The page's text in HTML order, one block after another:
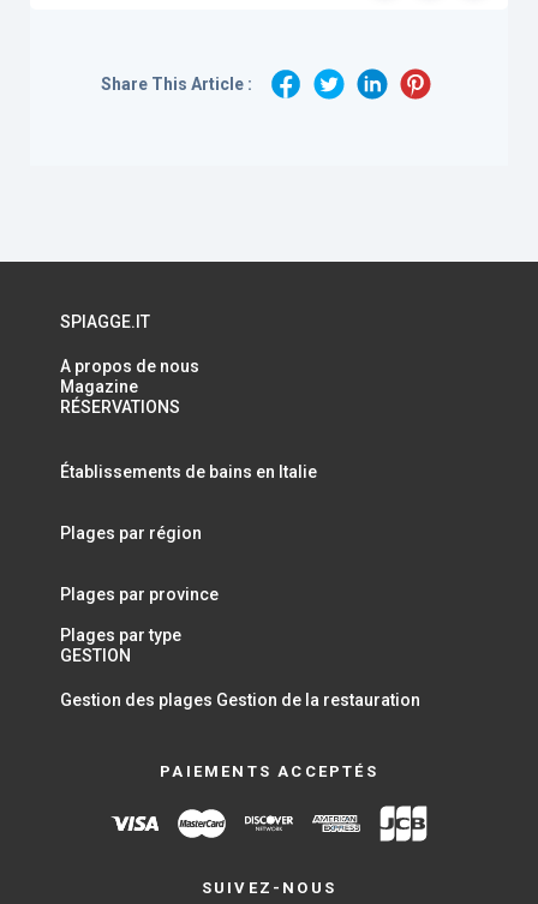
Share This Article :
SPIAGGE.IT
A propos de nous
Magazine
RÉSERVATIONS
Établissements de bains en Italie
Plages par région
Plages par province
Plages par type
GESTION
Gestion des plages Gestion de la restauration
PAIEMENTS ACCEPTÉS
SUIVEZ-NOUS